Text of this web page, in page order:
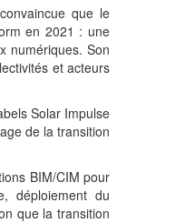
que le
en 2021 : une
numériques. Son
et acteurs
Solar Impulse
de la transition
BIM/CIM pour
déploiement du
que la transition